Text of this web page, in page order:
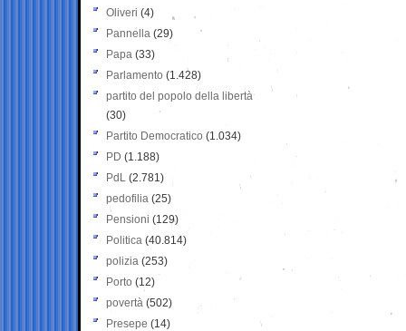
Oliveri (4)
Pannella (29)
Papa (33)
Parlamento (1.428)
partito del popolo della libertà
(30)
Partito Democratico (1.034)
PD (1.188)
PdL (2.781)
pedofilia (25)
Pensioni (129)
Politica (40.814)
polizia (253)
Porto (12)
povertà (502)
Presepe (14)